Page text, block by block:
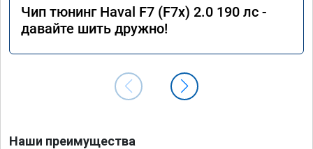
Чип тюнинг Haval F7 (F7x) 2.0 190 лс -
давайте шить дружно!
Наши преимущества